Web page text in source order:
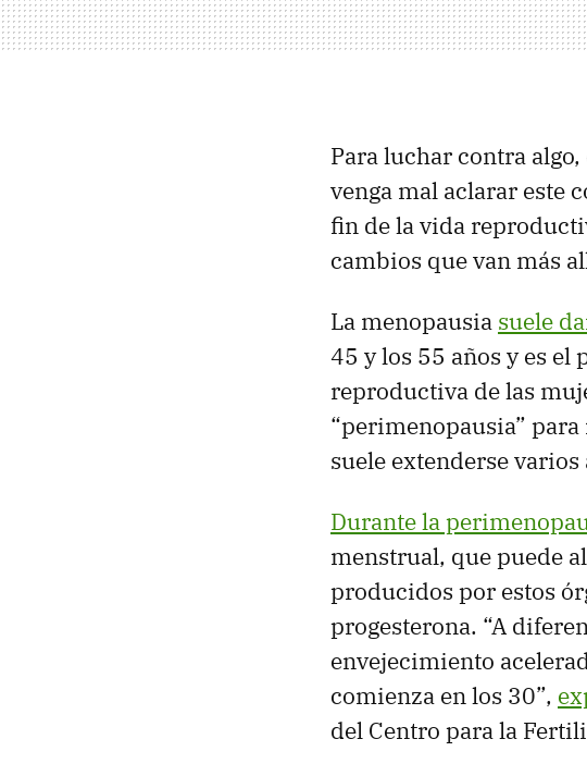
Para luchar contra
venga mal aclarar este
fin de la vida
cambios que van más
La menopausia suele
45 y los 55 años y es el
reproductiva de las
“perimenopausia”
suele extenderse varios
Durante la
menstrual, que puede
producidos por estos
progesterona. “A
envejecimiento
comienza en los 30”,
del Centro para la